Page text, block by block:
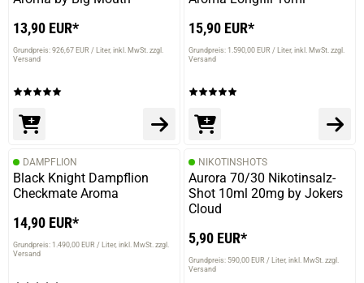
13,90 EUR*
Grundpreis: 926,67 EUR / Liter inkl. MwSt. zzgl.
Versand
15,90 EUR*
Grundpreis: 1.590,00 EUR / Liter inkl. MwSt. zzgl.
Versand
DAMPFLION
Black Knight Dampflion
Checkmate Aroma
14,90 EUR*
Grundpreis: 1.490,00 EUR / Liter inkl. MwSt. zzgl.
Versand
NIKOTINSHOTS
Aurora 70/30 Nikotinsalz-
Shot 10ml 20mg by Jokers
Cloud
5,90 EUR*
Grundpreis: 590,00 EUR / Liter inkl. MwSt. zzgl.
Versand